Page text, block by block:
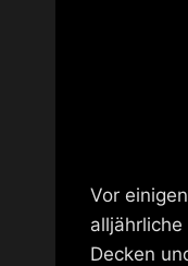
Vor
Decken